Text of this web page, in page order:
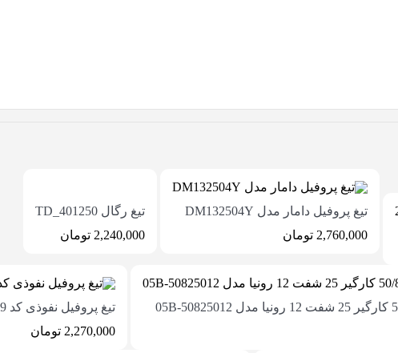
تیغ پروفیل دامار مدل DM132504Y
2,760,000 تومان
تیغ رگال TD_401250
2,240,000 تومان
تیغ پروفیل نفوذی کد 401859
2,270,000 تومان